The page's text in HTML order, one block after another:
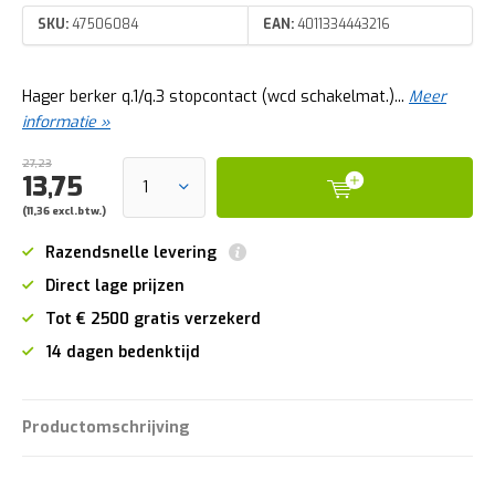
SKU:47506084 EAN:4011334443216
Hager berker q.1/q.3 stopcontact (wcd schakelmat.)... Meer
informatie »
27,23
13,75
(11,36 excl.btw.)
Razendsnelle levering
Direct lage prijzen
Tot € 2500 gratis verzekerd
14 dagen bedenktijd
Productomschrijving